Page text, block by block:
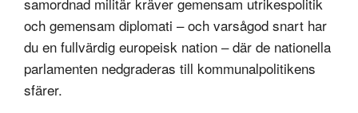
och gemensam diplomati – och varsågod snart har
du en fullvärdig europeisk nation – där de nationella
parlamenten nedgraderas till kommunalpolitikens
sfärer.